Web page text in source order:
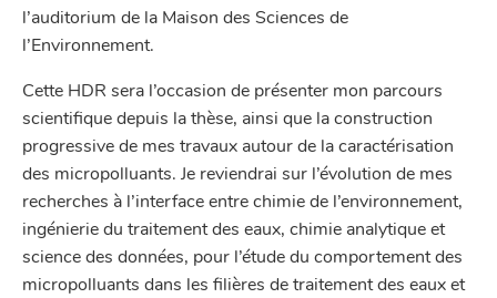
l’auditorium de la Maison des Sciences de
l’Environnement.
Cette HDR sera l’occasion de présenter mon parcours
scientifique depuis la thèse, ainsi que la construction
progressive de mes travaux autour de la caractérisation
des micropolluants. Je reviendrai sur l’évolution de mes
recherches à l’interface entre chimie de l’environnement,
ingénierie du traitement des eaux, chimie analytique et
science des données, pour l’étude du comportement des
micropolluants dans les filières de traitement des eaux et